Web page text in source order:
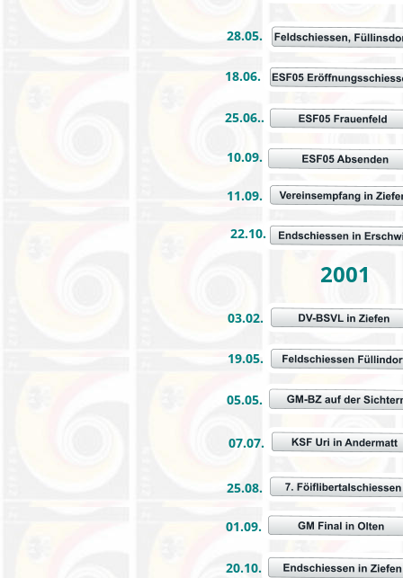
2001
25.06..
28.05.
03.02.
19.05.
05.05.
07.07.
01.09.
20.10.
18.06.
11.09.
10.09.
25.08.
22.10.